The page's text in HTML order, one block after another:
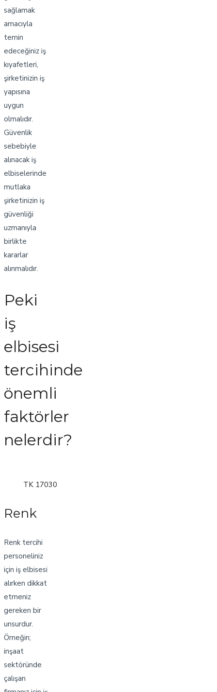
sağlamak
amacıyla
temin
edeceğiniz iş
kıyafetleri,
şirketinizin iş
yapısına
uygun
olmalıdır.
Güvenlik
sebebiyle
alınacak iş
elbiselerinde
mutlaka
şirketinizin iş
güvenliği
uzmanıyla
birlikte
kararlar
alınmalıdır.
Peki
iş
elbisesi
tercihinde
önemli
faktörler
nelerdir?
TK 17030
Renk
Renk tercihi
personeliniz
için iş elbisesi
alırken dikkat
etmeniz
gereken bir
unsurdur.
Örneğin;
inşaat
sektöründe
çalışan